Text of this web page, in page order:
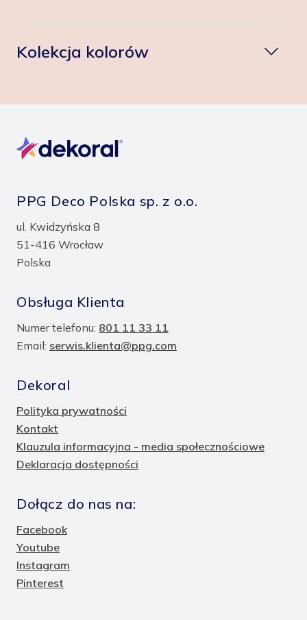
Kolekcja kolorów
PPG Deco Polska sp. z o.o.
ul. Kwidzyńska 8
51-416 Wrocław
Polska
Obsługa Klienta
Numer telefonu: 801 11 33 11
Email: serwis.klienta@ppg.com
Dekoral
Polityka prywatności
Kontakt
Klauzula informacyjna - media społecznościowe
Deklaracja dostępności
Dołącz do nas na:
Facebook
Youtube
Instagram
Pinterest